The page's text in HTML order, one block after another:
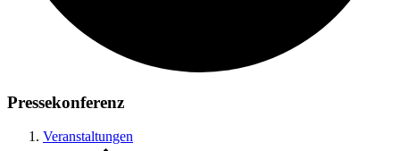
Pressekonferenz
Veranstaltungen